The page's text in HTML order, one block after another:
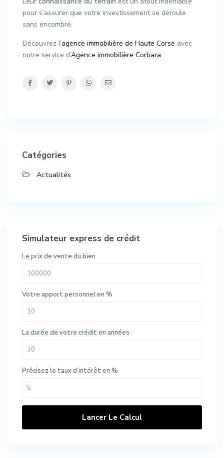
pour s’assurer que votre investissement se déroule
sans encombre.
Découvrez l’agence immobilière de Haute Corse avec
notre service d’Agence immobilière Corbara.
Catégories
Actualités
Simulateur express de crédit
Le prix de vente du bien
Votre apport personnel en %
La durée de votre crédit en années
Précisez le taux d’intérêt en %
Lancer Le Calcul